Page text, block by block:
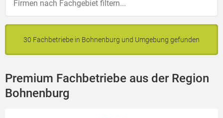
30 Fachbetriebe in Bohnenburg und Umgebung gefunden
Premium Fachbetriebe aus der Region
Bohnenburg